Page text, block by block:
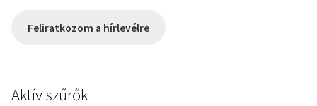
Feliratkozom a hírlevélre
Aktív szűrők